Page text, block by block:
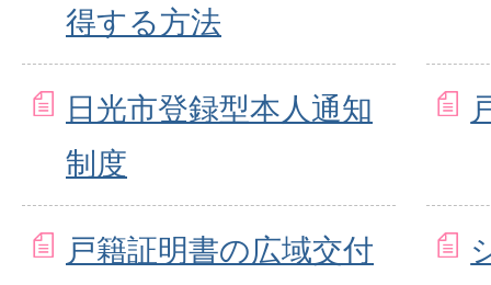
得する方法
日光市登録型本人通知
制度
戸籍証明書の広域交付